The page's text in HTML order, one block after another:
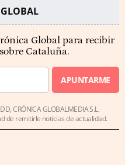
Global para recibir
Cataluña.
APUNTARME
CRÓNICA GLOBALMEDIA S.L.
de remitirle noticias de actualidad.